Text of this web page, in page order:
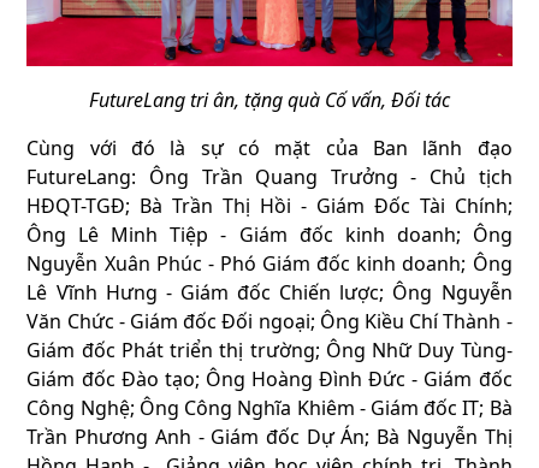
FutureLang tri ân, tặng quà Cố vấn, Đối tác
Cùng với đó là sự có mặt của Ban lãnh đạo
FutureLang: Ông Trần Quang Trưởng - Chủ tịch
HĐQT-TGĐ; Bà Trần Thị Hồi - Giám Đốc Tài Chính;
Ông Lê Minh Tiệp - Giám đốc kinh doanh; Ông
Nguyễn Xuân Phúc - Phó Giám đốc kinh doanh; Ông
Lê Vĩnh Hưng - Giám đốc Chiến lược; Ông Nguyễn
Văn Chức - Giám đốc Đối ngoại; Ông Kiều Chí Thành -
Giám đốc Phát triển thị trường; Ông Nhữ Duy Tùng-
Giám đốc Đào tạo; Ông Hoàng Đình Đức - Giám đốc
Công Nghệ; Ông Công Nghĩa Khiêm - Giám đốc IT; Bà
Trần Phương Anh - Giám đốc Dự Án; Bà Nguyễn Thị